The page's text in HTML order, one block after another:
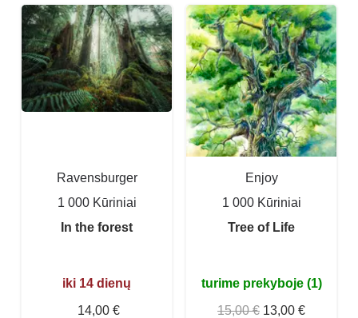
Ravensburger
1 000 Kūriniai
In the forest
iki 14 dienų
14,00 €
Enjoy
1 000 Kūriniai
Tree of Life
turime prekyboje (1)
15,00 € 13,00 €